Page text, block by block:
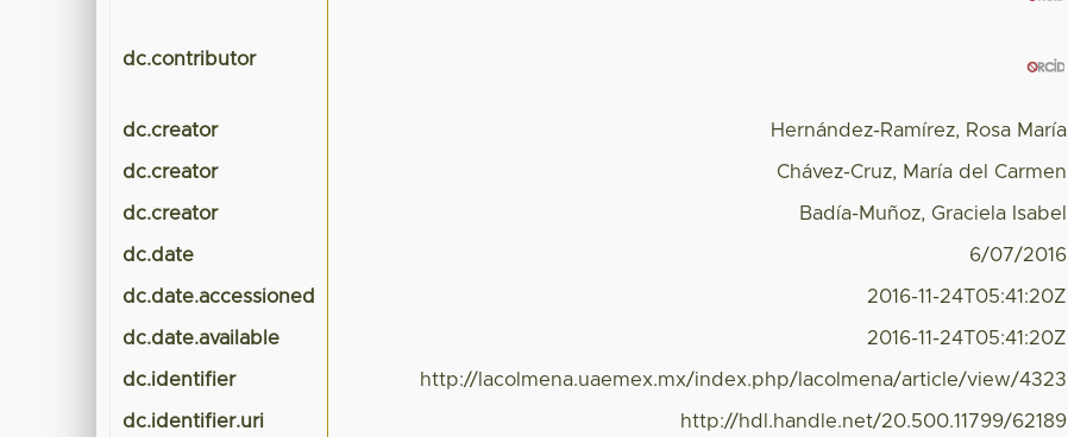
dc.contributor
dc.creator Hernández-Ramírez, Rosa María
dc.creator Chávez-Cruz, María del Carmen
dc.creator Badía-Muñoz, Graciela Isabel
dc.date 6/07/2016
dc.date.accessioned 2016-11-24T05:41:20Z
dc.date.available 2016-11-24T05:41:20Z
dc.identifier http://lacolmena.uaemex.mx/index.php/lacolmena/article/view/4323
dc.identifier.uri http://hdl.handle.net/20.500.11799/62189